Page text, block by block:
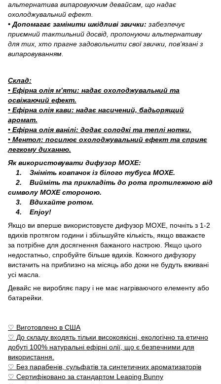
альтернатива випаровуючим девайсам, що надає
охолоджувальний ефект.
• Допомагає замінити шкідливі звички: забезпечує
приємний тактильний досвід, пропонуючи альтернативу
для тих, хто прагне задовольнити свої звички, пов’язані з
випаровуванням.
Склад:
• Ефірна олія м’яти: надає охолоджувальний та
освіжаючий ефект.
• Ефірна олія кави: надає насичений, бадьорящий
аромат.
• Ефірна олія ванілі: додає солодкі та теплі нотки.
• Ментол: посилює охолоджувальний ефект та сприяє
легкому диханню.
Як використовувати дифузор MOXЕ:
1. Зніміть ковпачок із білого тубуса MOXЕ.
2. Вийміть та прикладіть до рота протилежною від
символу MOXЕ стороною.
3. Вдихайте ротом.
4. Enjoy!
Якщо ви вперше використовуєте дифузор MOXЕ, почніть з 1-2
вдихів протягом години і збільшуйте кількість, якщо вважаєте
за потрібне для досягнення бажаного настрою. Якщо цього
недостатньо, спробуйте більше вдихів. Кожного дифузору
вистачить на приблизно на місяць або доки не будуть вживані
усі масла.
Девайс не виробляє пару і не має нагріваючого елементу або
батарейки.
♡ Виготовлено в США
♡ До складу входять тільки високоякісні, екологічно та етично
добуті 100% натуральні ефірні олії, що є безпечними для
використання.
♡ Без парабенів, сульфатів та синтетичних ароматизаторів
♡ Сертифіковано за стандартом Leaping Bunny